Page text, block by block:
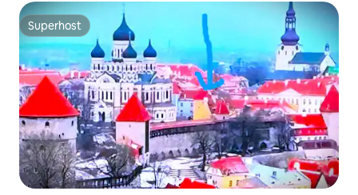
Superhost
Superhost